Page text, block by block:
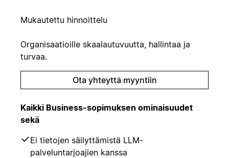
Mukautettu hinnoittelu
Organisaatioille skaalautuvuutta, hallintaa ja
turvaa.
Ota yhteyttä myyntiin
Kaikki Business-sopimuksen ominaisuudet
sekä
Ei tietojen säilyttämistä LLM-
palveluntarjoajien kanssa